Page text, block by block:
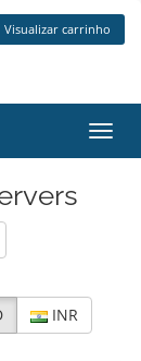
Visualizar carrinho
INR